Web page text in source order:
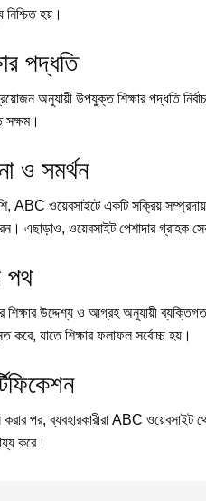
হয়।
পদ্ধতি
অনুযায়ী উপযুক্ত শিক্ষার পদ্ধতি
সক্ষম।
ও সমর্থন
ABC ওয়েবসাইটে একটি সক্রিয়
এছাড়াও, ওয়েবসাইট পেশাদার গ্রাহক
পথ
উদ্দেশ্য ও আগ্রহ অনুযায়ী ব্যক্তিগত
করে, যাতে শিক্ষার ফলাফল সর্বোচ্চ হয়।
করার পর, ব্যবহারকারীরা ABC ওয়েবসাইট
করে।